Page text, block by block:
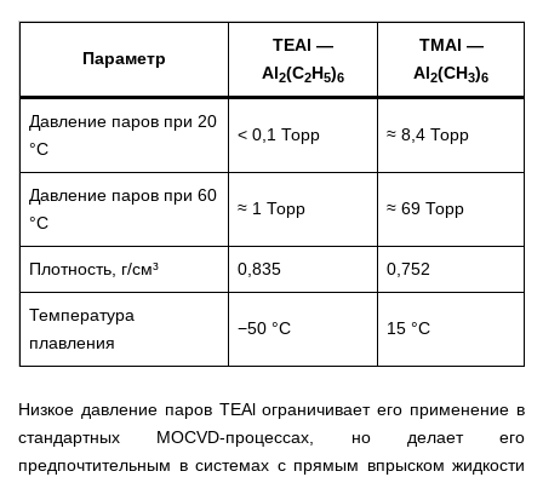
Параметр
TEAl —
Al2(C2H5)6
TMAl —
Al2(CH3)6
Давление паров при 20
°C
< 0,1 Торр ≈ 8,4 Торр
Давление паров при 60
°C
≈ 1 Торр ≈ 69 Торр
Плотность, г/см³ 0,835 0,752
Температура
плавления
−50 °C 15 °C
Низкое давление паров TEAl ограничивает его применение в
стандартных MOCVD-процессах, но делает его
предпочтительным в системах с прямым впрыском жидкости